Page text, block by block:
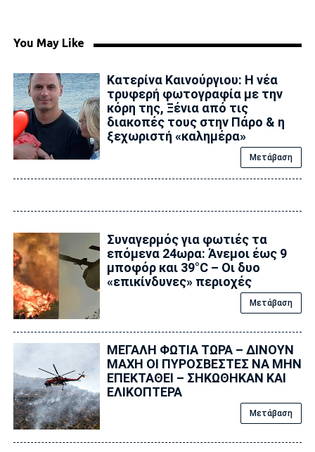
You May Like
Κατερίνα Καινούργιου: Η νέα
τρυφερή φωτογραφία με την
κόρη της, Ξένια από τις
διακοπές τους στην Πάρο & η
ξεχωριστή «καλημέρα»
Μετάβαση
Συναγερμός για φωτιές τα
επόμενα 24ωρα: Άνεμοι έως 9
μποφόρ και 39°C – Οι δυο
«επικίνδυνες» περιοχές
Μετάβαση
ΜΕΓΑΛΗ ΦΩΤΙΑ ΤΩΡΑ – ΔΙΝΟΥΝ
ΜΑΧΗ ΟΙ ΠΥΡΟΣΒΕΣΤΕΣ ΝΑ ΜΗΝ
ΕΠΕΚΤΑΘΕΙ – ΣΗΚΩΘΗΚΑΝ ΚΑΙ
ΕΛΙΚΟΠΤΕΡΑ
Μετάβαση